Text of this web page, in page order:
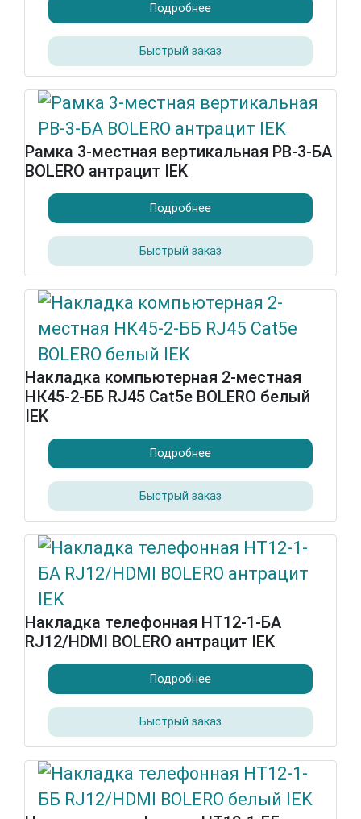
Подробнее
Быстрый заказ
Рамка 3-местная вертикальная РВ-3-БА
BOLERO антрацит IEK
Подробнее
Быстрый заказ
Накладка компьютерная 2-местная
НК45-2-ББ RJ45 Cat5e BOLERO белый
IEK
Подробнее
Быстрый заказ
Накладка телефонная НТ12-1-БА
RJ12/HDMI BOLERO антрацит IEK
Подробнее
Быстрый заказ